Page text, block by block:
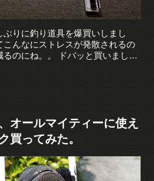
りに釣り道具を爆買いしまし
こんなにストレスが発散されるの
るのにね。。 ドバッと買いまし…
オールマイティーに使え
買ってみた。